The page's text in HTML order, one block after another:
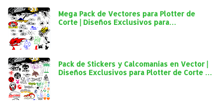
Mega Pack de Vectores para Plotter de
Corte | Diseños Exclusivos para
Pack de Stickers y Calcomanías en Vector |
Diseños Exclusivos para Plotter de Corte y